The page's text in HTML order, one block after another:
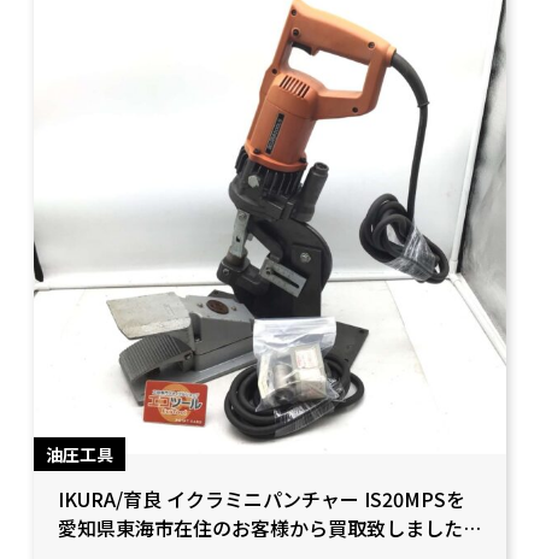
油圧工具
IKURA/育良 イクラミニパンチャー IS20MPSを
愛知県東海市在住のお客様から買取致しました。